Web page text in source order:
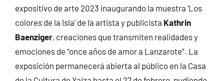
expositivo de arte 2023 inaugurando la muestra ‘Los
colores de la Isla’ de la artista y publicista Kathrin
Baenziger, creaciones que transmiten realidades y
emociones de “once años de amor a Lanzarote”. La
exposición permanecerá abierta al público en la Casa